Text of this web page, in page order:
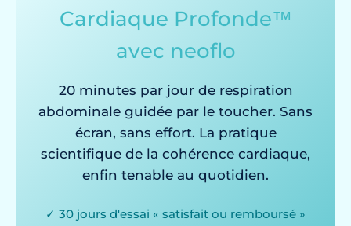
Cardiaque Profonde™
avec neoflo
20 minutes par jour de respiration
abdominale guidée par le toucher. Sans
écran, sans effort. La pratique
scientifique de la cohérence cardiaque,
enfin tenable au quotidien.
✓ 30 jours d'essai « satisfait ou remboursé »